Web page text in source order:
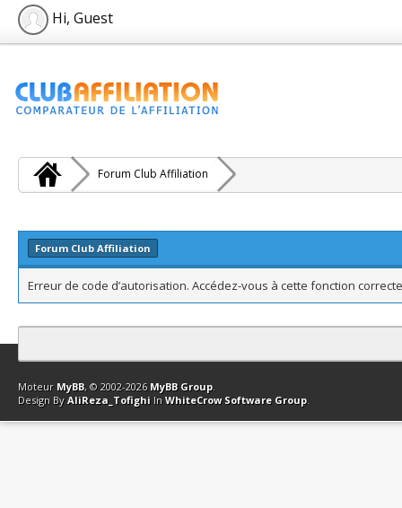
Hi, Guest
Forum Club Affiliation
Forum Club Affiliation
Erreur de code d’autorisation. Accédez-vous à cette fonction
Contact Club Affiliation Retourner en haut Version bas-débit
Moteur MyBB, © 2002-2026 MyBB Group.
Design By AliReza_Tofighi In WhiteCrow Software Group.